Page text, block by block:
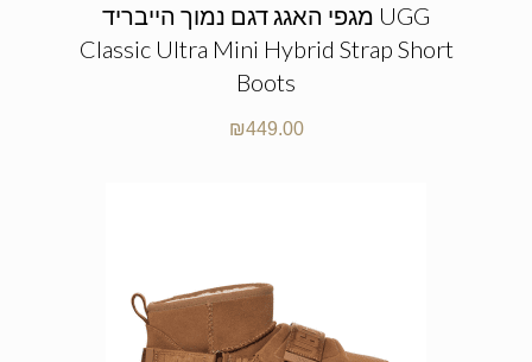
מגפי האגג דגם נמוך הייבריד UGG
Classic Ultra Mini Hybrid Strap Short
Boots
₪449.00